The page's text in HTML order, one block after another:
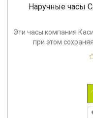
Наручные часы
Эти часы компания
при этом